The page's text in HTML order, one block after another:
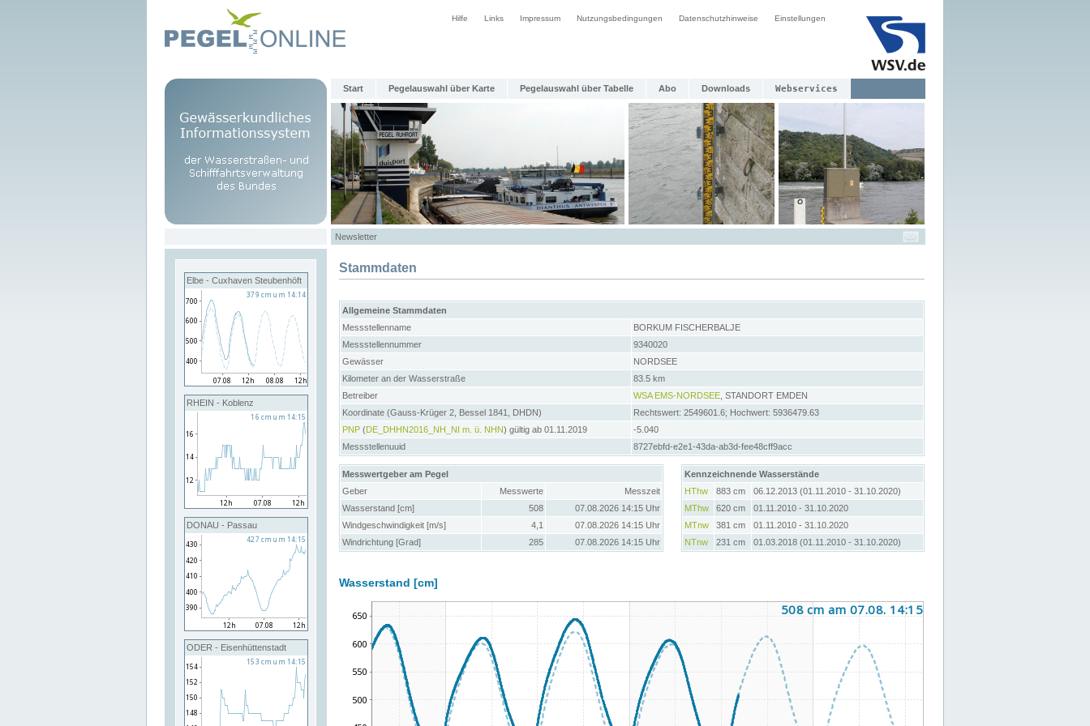
Hilfe Links Impressum Nutzungsbedingungen Datenschutzhinweise Einstellungen
Start Pegelauswahl über Karte Pegelauswahl über Tabelle Abo Downloads Webservices
Newsletter
Elbe - Cuxhaven Steubenhöft
RHEIN - Koblenz
DONAU - Passau
ODER - Eisenhüttenstadt
Stammdaten
Allgemeine Stammdaten
Messstellenname
BORKUM FISCHERBALJE
Messstellennummer
9340020
Gewässer
NORDSEE
Kilometer an der Wasserstraße
83.5 km
Betreiber
WSA EMS-NORDSEE , STANDORT EMDEN
Koordinate (Gauss-Krüger 2, Bessel 1841, DHDN)
Rechtswert: 2549601.6; Hochwert: 5936479.63
PNP (DE_DHHN2016_NH_NI m. ü. NHN) gültig ab 01.11.2019
-5.040
Messstellenuuid
8727ebfd-e2e1-43da-ab3d-fee48cff9acc
Messwertgeber am Pegel
Geber
Messwerte
Messzeit
Wasserstand [cm]
508
07.08.2026 14:15 Uhr
Windgeschwindigkeit [m/s]
4,1
07.08.2026 14:15 Uhr
Windrichtung [Grad]
285 07.08.2026 14:15 Uhr
Kennzeichnende Wasserstände
HThw
883 cm
06.12.2013 (01.11.2010 - 31.10.2020)
MThw
620 cm
01.11.2010 - 31.10.2020
MTnw
381 cm
01.11.2010 - 31.10.2020
NTnw
231 cm 01.03.2018 (01.11.2010 - 31.10.2020)
Wasserstand [cm]